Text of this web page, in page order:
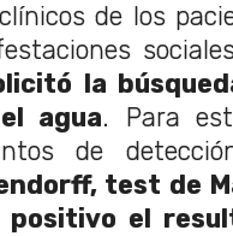
de los
la
agua. Para
de
test de
positivo el